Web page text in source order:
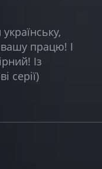
працю! І
Із
серії)